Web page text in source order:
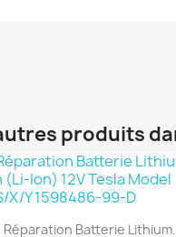
produits
Aperçu rapide
Réparation Batterie